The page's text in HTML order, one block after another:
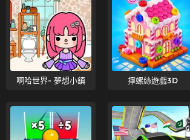
啊哈世界- 夢想小鎮 擰螺絲遊戲3D